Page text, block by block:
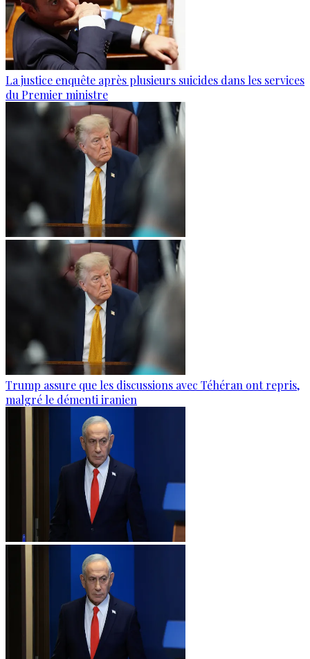
La justice enquête après plusieurs suicides dans les services
du Premier ministre
Trump assure que les discussions avec Téhéran ont repris,
malgré le démenti iranien